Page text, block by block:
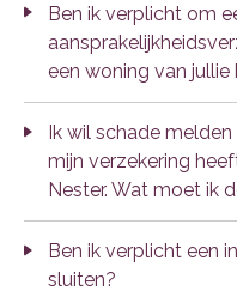
Ben ik verplicht om een
een woning van jullie
Ik wil schade melden bij mijn verzekering, maar
mijn verzekering
Nester. Wat moet ik
Ben ik verplicht een inboedelverzekering af te
sluiten?